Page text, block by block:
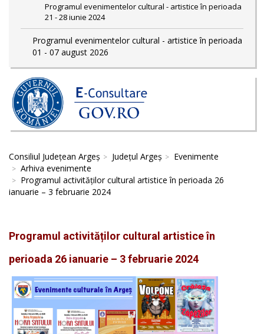
Programul evenimentelor cultural - artistice în perioada
21 - 28 iunie 2024
Programul evenimentelor cultural - artistice în perioada
01 - 07 august 2026
Consiliul Județean Argeș Județul Argeș
Evenimente
Arhiva evenimente
Programul activităților cultural artistice în perioada 26
ianuarie – 3 februarie 2024
Programul activităților cultural artistice în
perioada 26 ianuarie – 3 februarie 2024